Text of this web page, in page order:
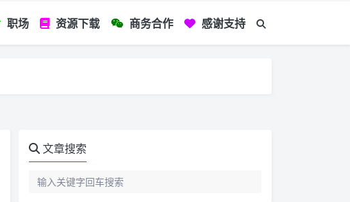
职场 资源下载 商务合作 感谢支持
文章搜索